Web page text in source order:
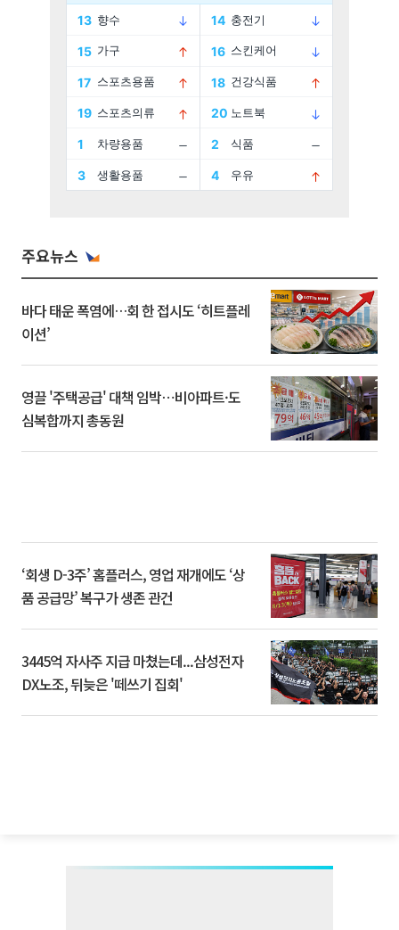
주요뉴스
바다 태운 폭염에…회 한 접시도 ‘히트플레
이션’
영끌 '주택공급' 대책 임박⋯비아파트·도
심복합까지 총동원
‘회생 D-3주’ 홈플러스, 영업 재개에도 ‘상
품 공급망’ 복구가 생존 관건
3445억 자사주 지급 마쳤는데...삼성전자
DX노조, 뒤늦은 '떼쓰기 집회'